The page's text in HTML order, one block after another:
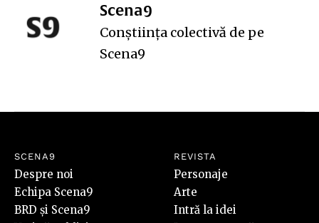
Scena9
Conștiința colectivă de pe
Scena9
SCENA9
Despre noi
Echipa Scena9
BRD și Scena9
REVISTA
Personaje
Arte
Intră la idei